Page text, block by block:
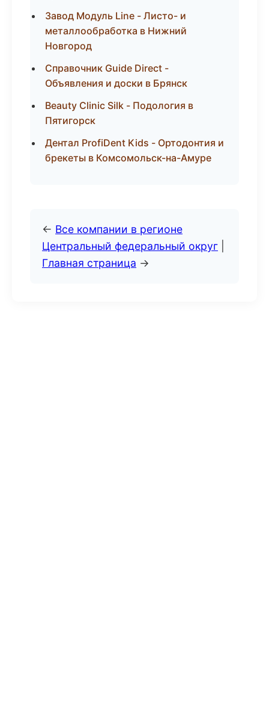
Завод Модуль Line - Листо- и
металлообработка в Нижний
Новгород
Справочник Guide Direct -
Объявления и доски в Брянск
Beauty Clinic Silk - Подология в
Пятигорск
Дентал ProfiDent Kids - Ортодонтия и
брекеты в Комсомольск-на-Амуре
← Все компании в регионе
Центральный федеральный округ
Главная страница →